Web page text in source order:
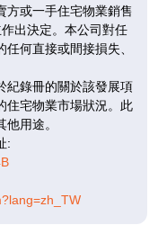
方或一手住宅物業銷售
出決定。本公司對任
何直接或間接損失、
紀錄冊的關於該發展項
住宅物業市場狀況。此
用途。
: